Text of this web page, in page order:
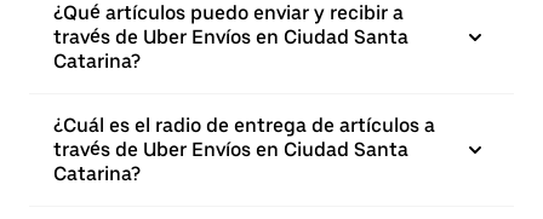
¿Qué artículos puedo enviar y recibir a
través de Uber Envíos en Ciudad Santa
Catarina?
¿Cuál es el radio de entrega de artículos a
través de Uber Envíos en Ciudad Santa
Catarina?